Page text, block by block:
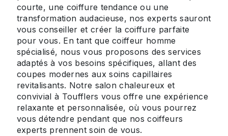
courte, une coiffure tendance ou une
transformation audacieuse, nos experts sauront
vous conseiller et créer la coiffure parfaite
pour vous. En tant que coiffeur homme
spécialisé, nous vous proposons des services
adaptés à vos besoins spécifiques, allant des
coupes modernes aux soins capillaires
revitalisants. Notre salon chaleureux et
convivial à Toufflers vous offre une expérience
relaxante et personnalisée, où vous pourrez
vous détendre pendant que nos coiffeurs
experts prennent soin de vous.